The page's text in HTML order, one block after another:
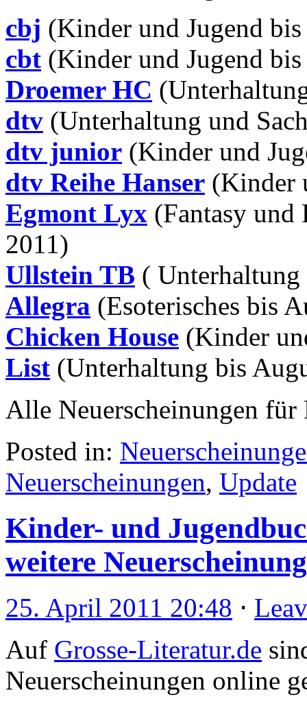
cbj (Kinder und Jugend
cbt (Kinder und Jugend
Droemer HC
dtv (Unterhaltung und
dtv junior (Kinder und
dtv Reihe Hanser (Kinder
Egmont Lyx (Fantasy und
2011)
Ullstein TB (
Allegra (Esoterisches bis
Chicken House (Kinder
List (Unterhaltung bis
Alle Neuerscheinungen
Posted in:
Neuerscheinungen, Update
Kinder- und
weitere
25. April 2011 20:48 ⋅
Auf Grosse-Literatur.de
Neuerscheinungen online